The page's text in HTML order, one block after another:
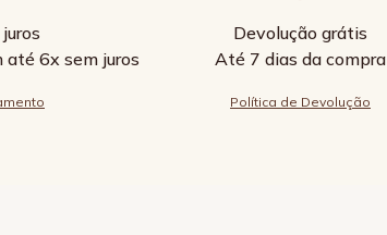
até 6x sem juros
Devolução grátis
Até 7 dias da compra
Política de Devolução